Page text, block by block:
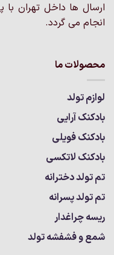
داخل تهران با پیک و
گردد.
ما
فویلی
لاتکسی
دخترانه
پسرانه
تولد